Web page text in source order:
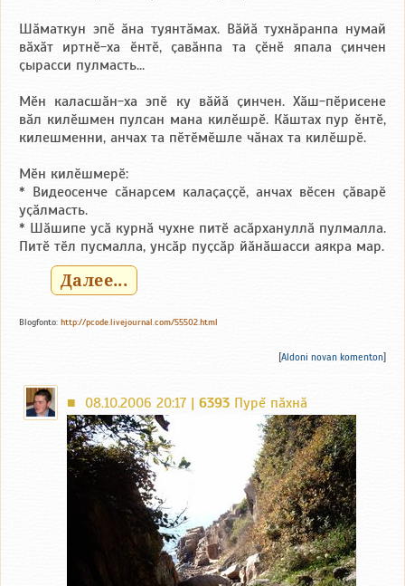
Шӑматкун эпӗ ӑна туянтӑмах. Вӑйӑ тухнӑранпа нумай
вӑхӑт иртнӗ-ха ӗнтӗ, ҫавӑнпа та ҫӗнӗ япала ҫинчен
ҫырасси пулмасть...
Мӗн каласшӑн-ха эпӗ ку вӑйӑ ҫинчен. Хӑш-пӗрисене
вӑл килӗшмен пулсан мана килӗшрӗ. Кӑштах пур ӗнтӗ,
килешменни, анчах та пӗтӗмӗшле чӑнах та килӗшрӗ.
Мӗн килӗшмерӗ:
* Видеосенче сӑнарсем калаҫаҫҫӗ, анчах вӗсен ҫӑварӗ
уҫӑлмасть.
* Шӑшипе усӑ курнӑ чухне питӗ асӑрхануллӑ пулмалла.
Питӗ тӗл пусмалла, унсӑр пуҫсӑр йӑнӑшасси аякра мар.
Далее...
Blogfonto: http://pcode.livejournal.com/55502.html
[Aldoni novan komenton]
■ 08.10.2006 20:17 | 6393 Пурĕ пăхнă